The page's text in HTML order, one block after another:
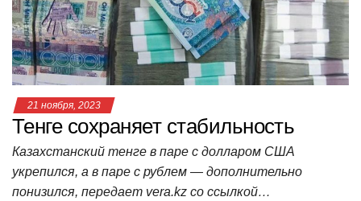
21 ноября, 2023
Тенге сохраняет стабильность
Казахстанский тенге в паре с долларом США
укрепился, а в паре с рублем — дополнительно
понизился, передает vera.kz со ссылкой…